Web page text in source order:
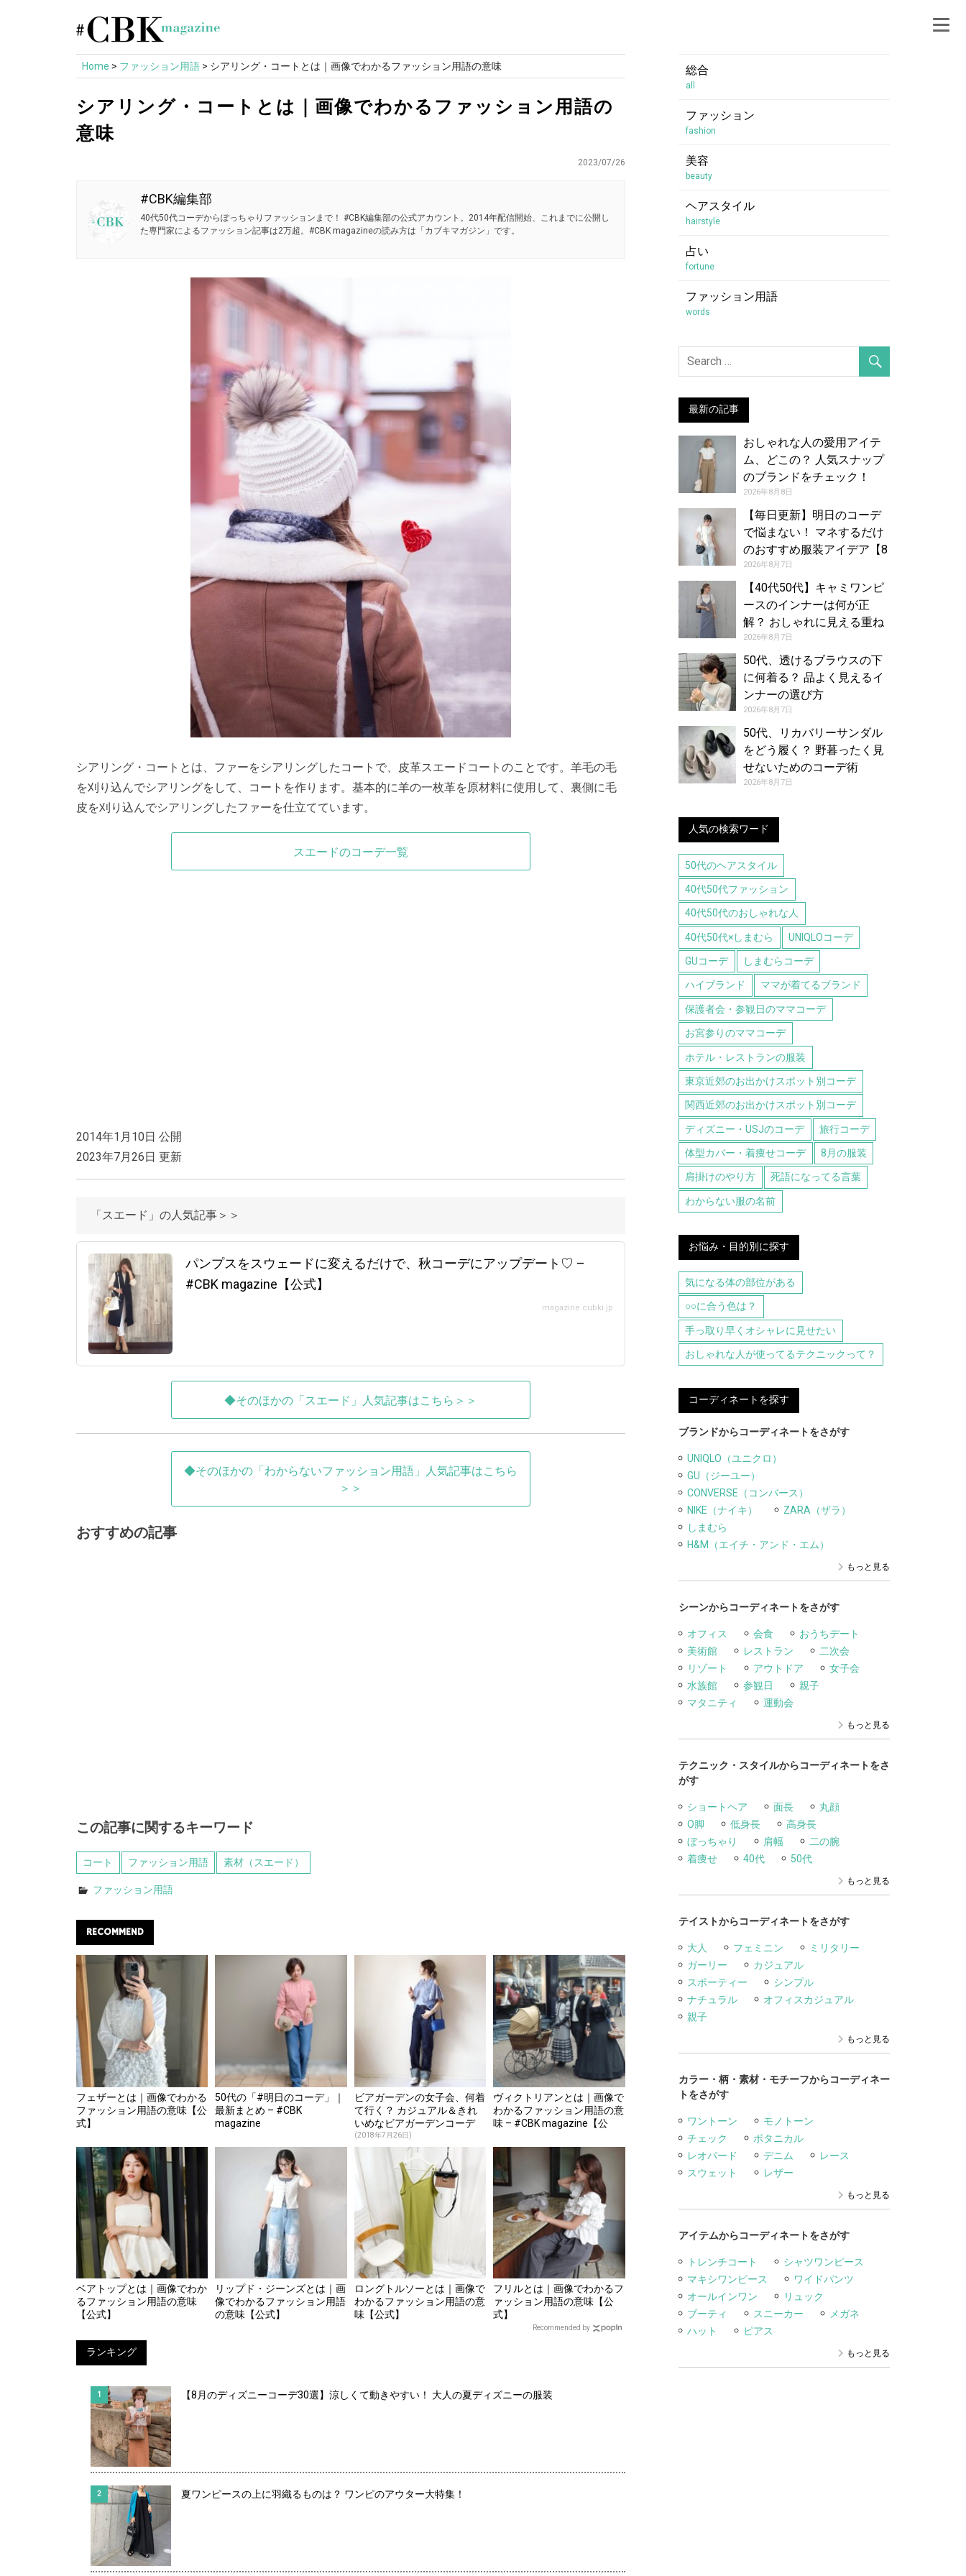
content
Home > ファッション用語 > シアリング・コートとは｜画像でわかるファッション用語の意味
シアリング・コートとは｜画像でわかるファッション用語の
意味
2023/07/26
#CBK編集部
40代50代コーデからぽっちゃりファッションまで！ #CBK編集部の公式アカウント。2014年配信開始、これまでに公開し
た専門家によるファッション記事は2万超。#CBK magazineの読み方は「カブキマガジン」です。
シアリング・コートとは、ファーをシアリングしたコートで、皮革スエードコートのことです。羊毛の毛
を刈り込んでシアリングをして、コートを作ります。基本的に羊の一枚革を原材料に使用して、裏側に毛
皮を刈り込んでシアリングしたファーを仕立てています。
スエードのコーデ一覧
2014年1月10日 公開
2023年7月26日 更新
「スエード」の人気記事＞＞
パンプスをスウェードに変えるだけで、秋コーデにアップデート♡ –
#CBK magazine【公式】
magazine.cubki.jp
◆そのほかの「スエード」人気記事はこちら＞＞
◆そのほかの「わからないファッション用語」人気記事はこちら
＞＞
おすすめの記事
この記事に関するキーワード
コート ファッション用語 素材（スエード）
ファッション用語
RECOMMEND
フェザーとは｜画像でわかる
ファッション用語の意味【公
式】
50代の「#明日のコーデ」｜
最新まとめ – #CBK
magazine
ビアガーデンの女子会、何着
て行く？ カジュアル＆きれ
いめなビアガーデンコーデ
13選♪
(2018年7月26日)
ヴィクトリアンとは｜画像で
わかるファッション用語の意
味 – #CBK magazine【公
ベアトップとは｜画像でわか
るファッション用語の意味
【公式】
リップド・ジーンズとは｜画
像でわかるファッション用語
の意味【公式】
ロングトルソーとは｜画像で
わかるファッション用語の意
味【公式】
フリルとは｜画像でわかるフ
ァッション用語の意味【公
式】
Recommended by
ランキング
【8月のディズニーコーデ30選】涼しくて動きやすい！ 大人の夏ディズニーの服装
夏ワンピースの上に羽織るものは？ ワンピのアウター大特集！
総合
all
ファッション
fashion
美容
beauty
ヘアスタイル
hairstyle
占い
fortune
ファッション用語
words
最新の記事
おしゃれな人の愛用アイテ
ム、どこの？ 人気スナップ
のブランドをチェック！
（2026年7月28日号）
2026年8月8日
【毎日更新】明日のコーデ
で悩まない！ マネするだけ
のおすすめ服装アイデア【8
月8日夏】
2026年8月7日
【40代50代】キャミワンピ
ースのインナーは何が正
解？ おしゃれに見える重ね
着コーデカタログ
2026年8月7日
50代、透けるブラウスの下
に何着る？ 品よく見えるイ
ンナーの選び方
2026年8月7日
50代、リカバリーサンダル
をどう履く？ 野暮ったく見
せないためのコーデ術
2026年8月7日
人気の検索ワード
50代のヘアスタイル
40代50代ファッション
40代50代のおしゃれな人
40代50代×しまむら UNIQLOコーデ
GUコーデ しまむらコーデ
ハイブランド ママが着てるブランド
保護者会・参観日のママコーデ
お宮参りのママコーデ
ホテル・レストランの服装
東京近郊のお出かけスポット別コーデ
関西近郊のお出かけスポット別コーデ
ディズニー・USJのコーデ 旅行コーデ
体型カバー・着痩せコーデ 8月の服装
肩掛けのやり方 死語になってる言葉
わからない服の名前
お悩み・目的別に探す
気になる体の部位がある
○○に合う色は？
手っ取り早くオシャレに見せたい
おしゃれな人が使ってるテクニックって？
コーディネートを探す
ブランドからコーディネートをさがす
UNIQLO（ユニクロ）
GU（ジーユー）
CONVERSE（コンバース）
NIKE（ナイキ）
ZARA（ザラ）
しまむら
H&M（エイチ・アンド・エム）
もっと見る
シーンからコーディネートをさがす
オフィス 会食
おうちデート
美術館
レストラン
二次会
リゾート
アウトドア
女子会
水族館
参観日
親子
マタニティ
運動会
もっと見る
テクニック・スタイルからコーディネートをさ
がす
ショートヘア 面長
丸顔
O脚
低身長
高身長
ぼっちゃり
肩幅
二の腕
着痩せ
40代 50代
もっと見る
テイストからコーディネートをさがす
大人 フェミニン
ミリタリー
ガーリー
カジュアル
スポーティー
シンプル
ナチュラル
オフィスカジュアル
親子
もっと見る
カラー・柄・素材・モチーフからコーディネー
トをさがす
ワントーン
モノトーン
チェック
ボタニカル
レオパード
デニム
レース
スウェット
レザー
もっと見る
アイテムからコーディネートをさがす
トレンチコート
シャツワンピース
マキシワンピース
ワイドパンツ
オールインワン
リュック
ブーティ
スニーカー
メガネ
ハット
ピアス
もっと見る